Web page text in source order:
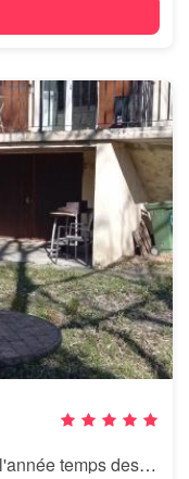
Chambre à louer + pièce bureau à l'année temps des études